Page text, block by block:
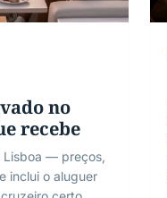
no
recebe
Lisboa — preços,
inclui o aluguer